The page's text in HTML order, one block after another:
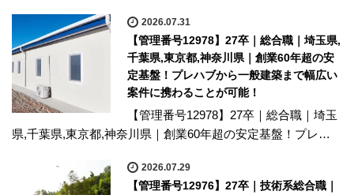
2026.07.31
【管理番号12978】27卒｜総合職｜埼玉県,
千葉県,東京都,神奈川県｜創業60年超の安
定基盤！プレハブから一般建築まで幅広い
案件に携わることが可能！
【管理番号12978】27卒｜総合職｜埼玉
県,千葉県,東京都,神奈川県｜創業60年超の安定基盤！プレ…
2026.07.29
【管理番号12976】27卒｜技術系総合職｜